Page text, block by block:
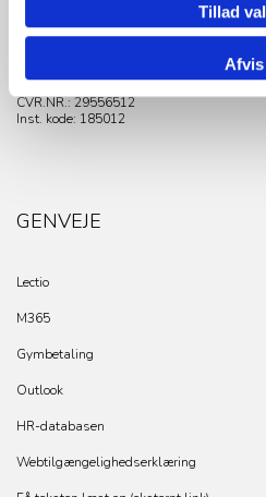
Tillad
Afvis
E-mail: tgy@tgy.dk
Sikker mail: sikkermail@tgy.dk
CVRP.NR.:1003259558
CVR.NR.: 29556512
Inst. kode: 185012
GENVEJE
Lectio
M365
Gymbetaling
Outlook
HR-databasen
Webtilgængelighedserklæring